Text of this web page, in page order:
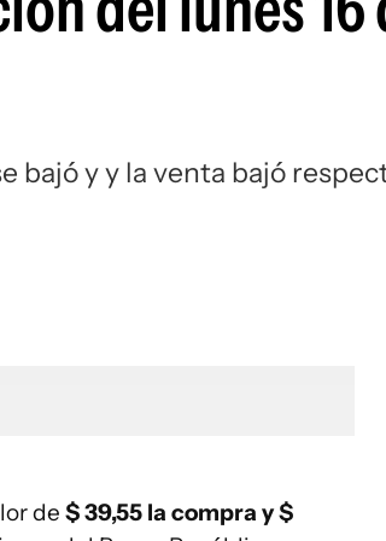
bajó y y la venta bajó
de $ 39,55 la compra y $